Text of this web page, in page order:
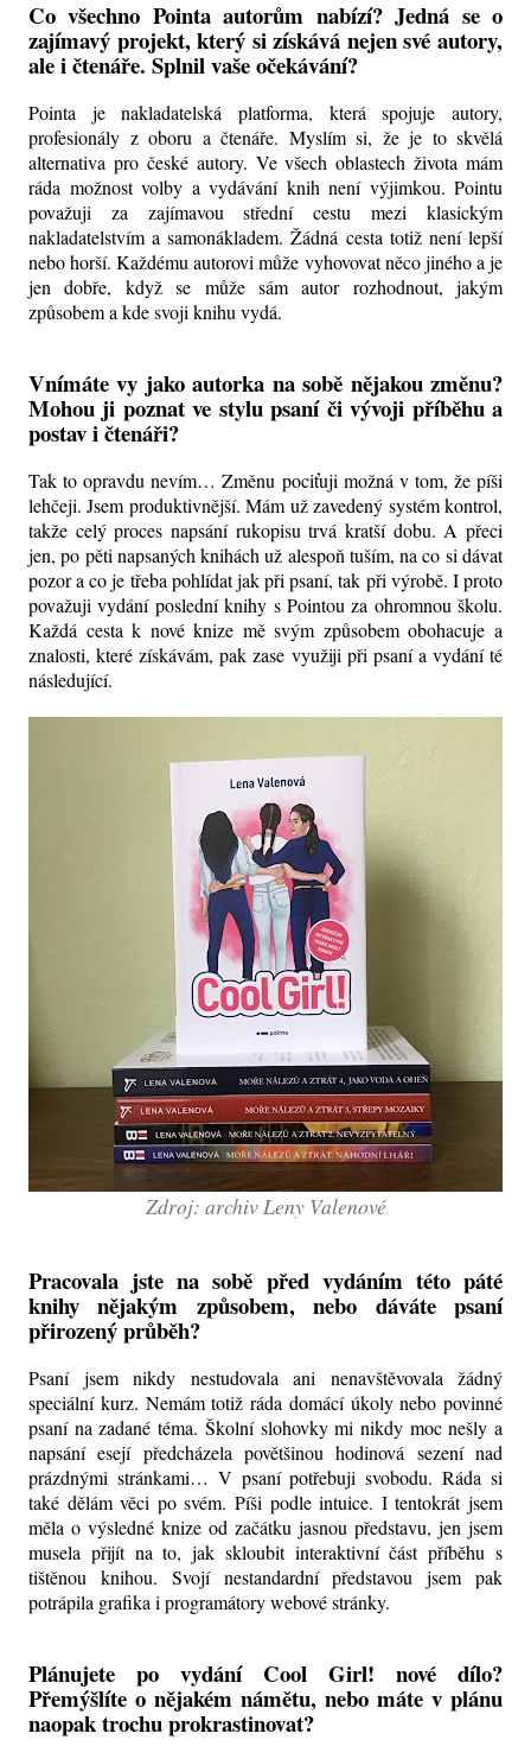
Co všechno Pointa autorům nabízí? Jedná se o
zajímavý projekt, který si získává nejen své autory,
ale i čtenáře. Splnil vaše očekávání?
Pointa je nakladatelská platforma, která spojuje autory,
profesionály z oboru a čtenáře. Myslím si, že je to skvělá
alternativa pro české autory. Ve všech oblastech života mám
ráda možnost volby a vydávání knih není výjimkou. Pointu
považuji za zajímavou střední cestu mezi klasickým
nakladatelstvím a samonákladem. Žádná cesta totiž není lepší
nebo horší. Každému autorovi může vyhovovat něco jiného a je
jen dobře, když se může sám autor rozhodnout, jakým
způsobem a kde svoji knihu vydá.
Vnímáte vy jako autorka na sobě nějakou změnu?
Mohou ji poznat ve stylu psaní či vývoji příběhu a
postav i čtenáři?
Tak to opravdu nevím… Změnu pociťuji možná v tom, že píši
lehčeji. Jsem produktivnější. Mám už zavedený systém kontrol,
takže celý proces napsání rukopisu trvá kratší dobu. A přeci
jen, po pěti napsaných knihách už alespoň tuším, na co si dávat
pozor a co je třeba pohlídat jak při psaní, tak při výrobě. I proto
považuji vydání poslední knihy s Pointou za ohromnou školu.
Každá cesta k nové knize mě svým způsobem obohacuje a
znalosti, které získávám, pak zase využiji při psaní a vydání té
následující.
Zdroj: archiv Leny Valenové
Pracovala jste na sobě před vydáním této páté
knihy nějakým způsobem, nebo dáváte psaní
přirozený průběh?
Psaní jsem nikdy nestudovala ani nenavštěvovala žádný
speciální kurz. Nemám totiž ráda domácí úkoly nebo povinné
psaní na zadané téma. Školní slohovky mi nikdy moc nešly a
napsání esejí předcházela povětšinou hodinová sezení nad
prázdnými stránkami… V psaní potřebuji svobodu. Ráda si
také dělám věci po svém. Píši podle intuice. I tentokrát jsem
měla o výsledné knize od začátku jasnou představu, jen jsem
musela přijít na to, jak skloubit interaktivní část příběhu s
tištěnou knihou. Svojí nestandardní představou jsem pak
potrápila grafika i programátory webové stránky.
Plánujete po vydání Cool Girl! nové dílo?
Přemýšlíte o nějakém námětu, nebo máte v plánu
naopak trochu prokrastinovat?